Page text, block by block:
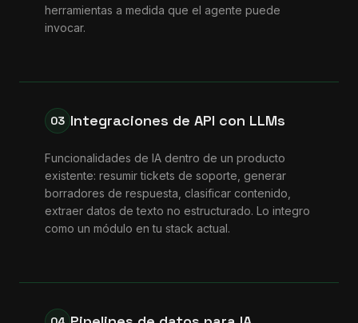
herramientas a medida que el agente puede
invocar.
03 Integraciones de API con LLMs
Funcionalidades de IA dentro de un producto
existente: resumir tickets de soporte, generar
borradores de respuesta, clasificar contenido,
extraer datos de texto no estructurado. Lo integro
como un módulo en tu stack actual.